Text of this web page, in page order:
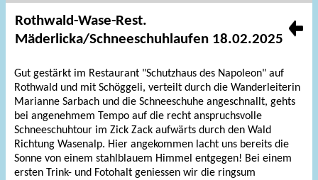
Rothwald-Wase-Rest.
Mäderlicka/Schneeschuhlaufen 18.02.2025
Gut gestärkt im Restaurant "Schutzhaus des Napoleon" auf
Rothwald und mit Schöggeli, verteilt durch die Wanderleiterin
Marianne Sarbach und die Schneeschuhe angeschnallt, gehts
bei angenehmem Tempo auf die recht anspruchsvolle
Schneeschuhtour im Zick Zack aufwärts durch den Wald
Richtung Wasenalp. Hier angekommen lacht uns bereits die
Sonne von einem stahlblauem Himmel entgegen! Bei einem
ersten Trink- und Fotohalt geniessen wir die ringsum